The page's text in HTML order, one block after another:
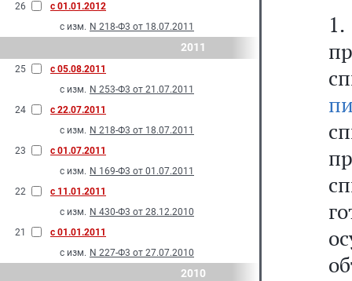
26
с 01.01.2012
с изм. N 218-Ф3 от 18.07.2011
2011
25
с 05.08.2011
с изм. N 253-Ф3 от 21.07.2011
24
с 22.07.2011
с изм. N 218-Ф3 от 18.07.2011
23
с 01.07.2011
с изм. N 169-Ф3 от 01.07.2011
22
с 11.01.2011
с изм. N 430-Ф3 от 28.12.2010
21
с 01.01.2011
с изм. N 227-Ф3 от 27.07.2010
2010